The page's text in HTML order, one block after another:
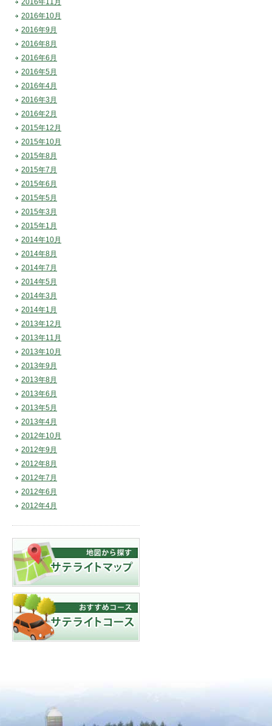
2016年11月
2016年10月
2016年9月
2016年8月
2016年6月
2016年5月
2016年4月
2016年3月
2016年2月
2015年12月
2015年10月
2015年8月
2015年7月
2015年6月
2015年5月
2015年3月
2015年1月
2014年10月
2014年8月
2014年7月
2014年5月
2014年3月
2014年1月
2013年12月
2013年11月
2013年10月
2013年9月
2013年8月
2013年6月
2013年5月
2013年4月
2012年10月
2012年9月
2012年8月
2012年7月
2012年6月
2012年4月